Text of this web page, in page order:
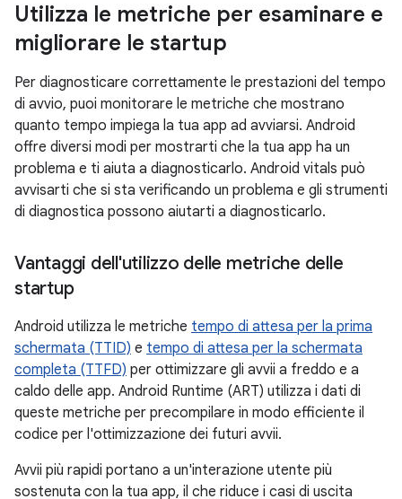
Utilizza le metriche per esaminare e
migliorare le startup
Per diagnosticare correttamente le prestazioni del tempo
di avvio, puoi monitorare le metriche che mostrano
quanto tempo impiega la tua app ad avviarsi. Android
offre diversi modi per mostrarti che la tua app ha un
problema e ti aiuta a diagnosticarlo. Android vitals può
avvisarti che si sta verificando un problema e gli strumenti
di diagnostica possono aiutarti a diagnosticarlo.
Vantaggi dell'utilizzo delle metriche delle
startup
Android utilizza le metriche tempo di attesa per la prima
schermata (TTID) e tempo di attesa per la schermata
completa (TTFD) per ottimizzare gli avvii a freddo e a
caldo delle app. Android Runtime (ART) utilizza i dati di
queste metriche per precompilare in modo efficiente il
codice per l'ottimizzazione dei futuri avvii.
Avvii più rapidi portano a un'interazione utente più
sostenuta con la tua app, il che riduce i casi di uscita